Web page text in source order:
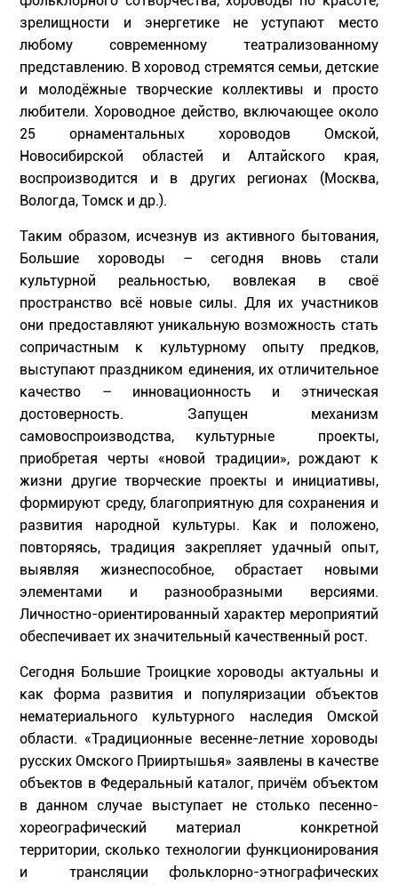
зрелищности и энергетике не уступают место
любому современному театрализованному
представлению. В хоровод стремятся семьи, детские
и молодёжные творческие коллективы и просто
любители. Хороводное действо, включающее около
25 орнаментальных хороводов Омской,
Новосибирской областей и Алтайского края,
воспроизводится и в других регионах (Москва,
Вологда, Томск и др.).
Таким образом, исчезнув из активного бытования,
Большие хороводы – сегодня вновь стали
культурной реальностью, вовлекая в своё
пространство всё новые силы. Для их участников
они предоставляют уникальную возможность стать
сопричастным к культурному опыту предков,
выступают праздником единения, их отличительное
качество – инновационность и этническая
достоверность. Запущен механизм
самовоспроизводства, культурные проекты,
приобретая черты «новой традиции», рождают к
жизни другие творческие проекты и инициативы,
формируют среду, благоприятную для сохранения и
развития народной культуры. Как и положено,
повторяясь, традиция закрепляет удачный опыт,
выявляя жизнеспособное, обрастает новыми
элементами и разнообразными версиями.
Личностно-ориентированный характер мероприятий
обеспечивает их значительный качественный рост.
Сегодня Большие Троицкие хороводы актуальны и
как форма развития и популяризации объектов
нематериального культурного наследия Омской
области. «Традиционные весенне-летние хороводы
русских Омского Прииртышья» заявлены в качестве
объектов в Федеральный каталог, причём объектом
в данном случае выступает не столько песенно-
хореографический материал конкретной
территории, сколько технологии функционирования
и трансляции фольклорно-этнографических